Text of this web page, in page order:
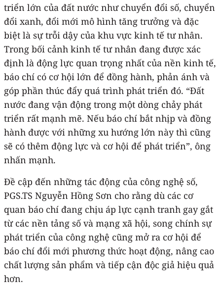
triển lớn của đất nước như chuyển đổi số, chuyển
đổi xanh, đổi mới mô hình tăng trưởng và đặc
biệt là sự trỗi dậy của khu vực kinh tế tư nhân.
Trong bối cảnh kinh tế tư nhân đang được xác
định là động lực quan trọng nhất của nền kinh tế,
báo chí có cơ hội lớn để đồng hành, phản ánh và
góp phần thúc đẩy quá trình phát triển đó. “Đất
nước đang vận động trong một dòng chảy phát
triển rất mạnh mẽ. Nếu báo chí bắt nhịp và đồng
hành được với những xu hướng lớn này thì cũng
sẽ có thêm động lực và cơ hội để phát triển”, ông
nhấn mạnh.
Đề cập đến những tác động của công nghệ số,
PGS.TS Nguyễn Hồng Sơn cho rằng dù các cơ
quan báo chí đang chịu áp lực cạnh tranh gay gắt
từ các nền tảng số và mạng xã hội, song chính sự
phát triển của công nghệ cũng mở ra cơ hội để
báo chí đổi mới phương thức hoạt động, nâng cao
chất lượng sản phẩm và tiếp cận độc giả hiệu quả
hơn.